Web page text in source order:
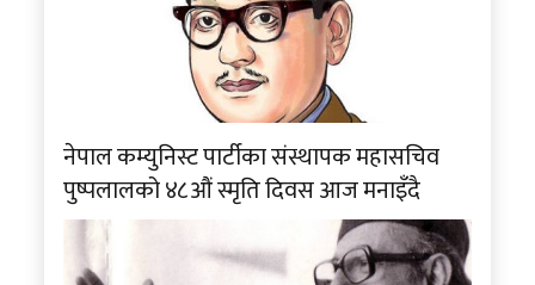
नेपाल कम्युनिस्ट पार्टीका संस्थापक महासचिव
पुष्पलालको ४८औं स्मृति दिवस आज मनाइँदै